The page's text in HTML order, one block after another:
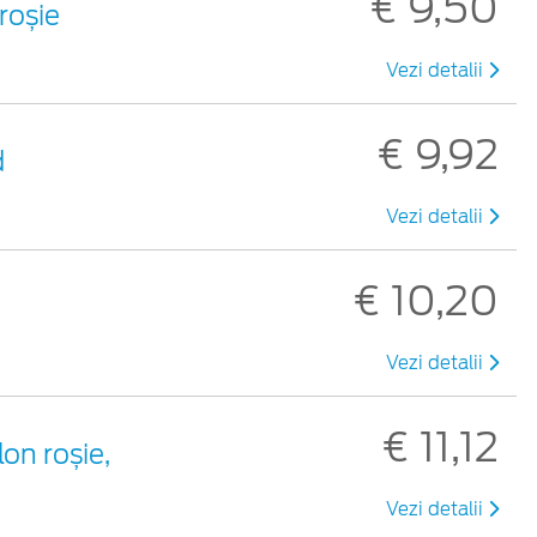
Vezi detalii
€ 9,92
Vezi detalii
€ 10,20
Vezi detalii
roșie, € 11,12
Vezi detalii